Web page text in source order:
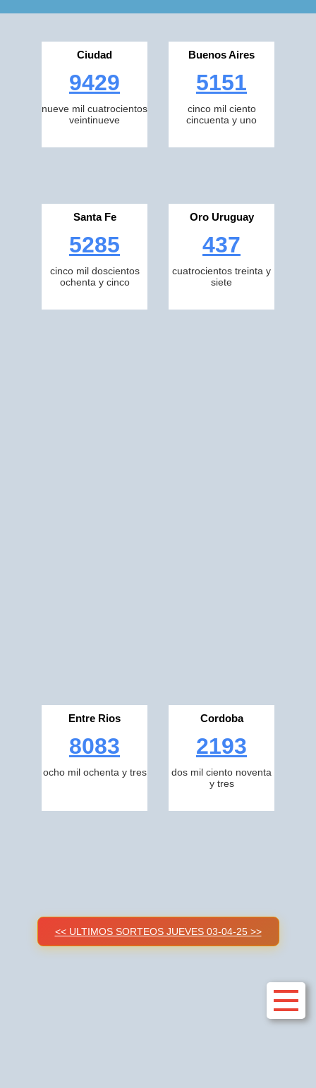
Ciudad
9429
nueve mil cuatrocientos
veintinueve
Buenos Aires
5151
cinco mil ciento
cincuenta y uno
Santa Fe
5285
cinco mil doscientos
ochenta y cinco
Oro Uruguay
437
cuatrocientos treinta y
siete
Entre Rios
8083
ocho mil ochenta y tres
Cordoba
2193
dos mil ciento noventa
y tres
<< ULTIMOS SORTEOS JUEVES 03-04-25 >>